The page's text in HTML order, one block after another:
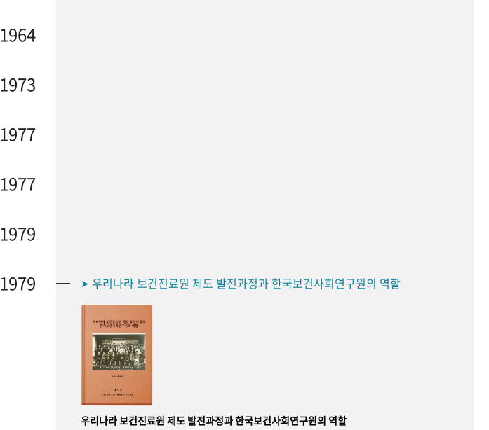
1964
1973
1977
1977
1979
1979 ➤ 우리나라 보건진료원 제도 발전과정과 한국보건사회연구원의 역할
우리나라 보건진료원 제도 발전과정과 한국보건사회연구원의 역할